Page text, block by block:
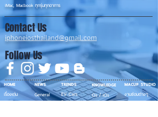
iMac, Macbook ทุกรุ่นทุกอาการ
iphoneiosthailand@gmail.com
Contact Us
Follow Us
TRENDS
EV Cars
Fashion
KNOWLEDGE
Os / iOs
Android
MACUP STUDIO
งานซ่อมต่างๆ
NEWS
General
iT
HOME
เรื่องเด่น
แอดอยากบอก